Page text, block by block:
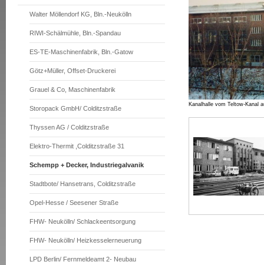
Walter Möllendorf KG, Bln.-Neukölln
RIWI-Schälmühle, Bln.-Spandau
ES-TE-Maschinenfabrik, Bln.-Gatow
Götz+Müller, Offset-Druckerei
Grauel & Co, Maschinenfabrik
Storopack GmbH/ Colditzstraße
Thyssen AG / Colditzstraße
Elektro-Thermit ,Colditzstraße 31
Schempp + Decker, Industriegalvanik
Stadtbote/ Hansetrans, Colditzstraße
Opel-Hesse / Seesener Straße
FHW- Neukölln/ Schlackeentsorgung
FHW- Neukölln/ Heizkesselerneuerung
LPD Berlin/ Fernmeldeamt 2- Neubau
Kanalhalle vom Teltow-Kanal